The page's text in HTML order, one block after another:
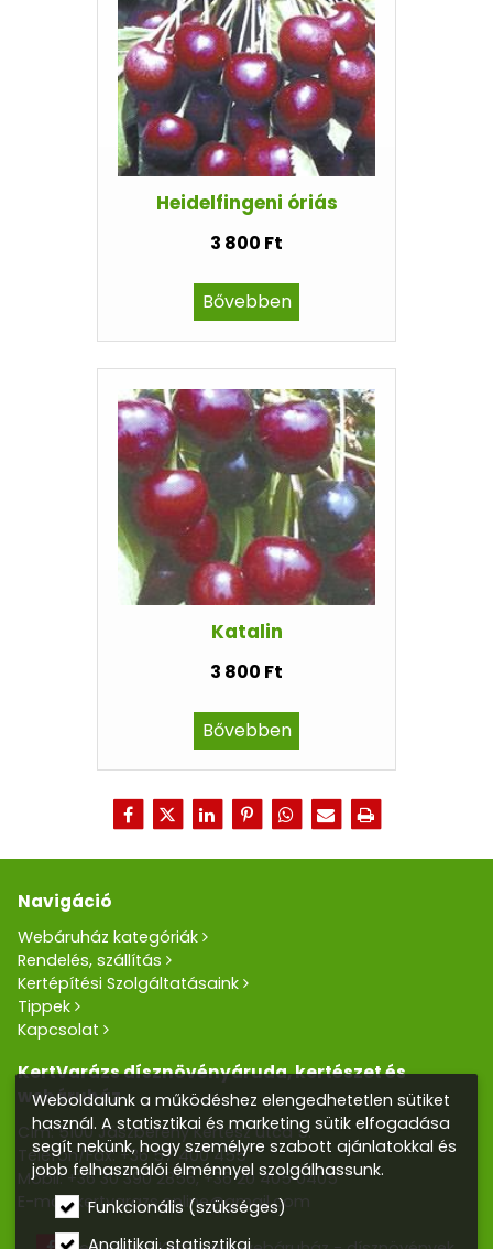
Heidelfingeni óriás
3 800 Ft
Bővebben
Katalin
3 800 Ft
Bővebben
Navigáció
Webáruház kategóriák
Rendelés, szállítás
Kertépítési Szolgáltatásaink
Tippek
Kapcsolat
KertVarázs dísznövényáruda, kertészet és
webáruház
Cím: 5100 Jászberény Kertész utca 5.
Telefon/Fax: +36 57 400 455
Mobil:+36 30 390 2856,+36 20 405 0405
E-mail:kertvarazs.online@gmail.com
Weboldalunk a működéshez elengedhetetlen sütiket
használ. A statisztikai és marketing sütik elfogadása
segít nekünk, hogy személyre szabott ajánlatokkal és
jobb felhasználói élménnyel szolgálhassunk.
Funkcionális (szükséges)